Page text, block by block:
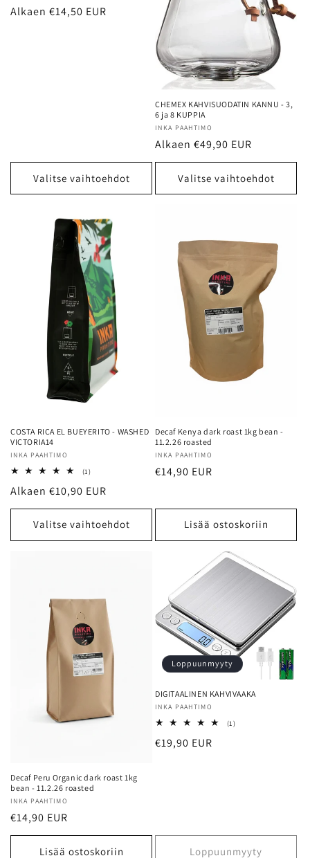
Normaalihinta
Alkaen €14,50 EUR
Valitse vaihtoehdot
CHEMEX KAHVISUODATIN KANNU - 3,
6 ja 8 KUPPIA
Myyjä:
INKA PAAHTIMO
Normaalihinta
Alkaen €49,90 EUR
Valitse vaihtoehdot
COSTA RICA EL BUEYERITO - WASHED
VICTORIA14
Myyjä:
INKA PAAHTIMO
(1)1
yhteensä
Normaalihinta
Alkaen €10,90 EUR
Valitse vaihtoehdot
Decaf Kenya dark roast 1kg bean -
11.2.26 roasted
Myyjä:
INKA PAAHTIMO
Normaalihinta
€14,90 EUR
Lisää ostoskoriin
Decaf Peru Organic dark roast 1kg
bean - 11.2.26 roasted
Myyjä:
INKA PAAHTIMO
Normaalihinta
€14,90 EUR
Lisää ostoskoriin
Loppuunmyyty
DIGITAALINEN KAHVIVAAKA
Myyjä:
INKA PAAHTIMO
(1)1
Normaalihinta
€19,90 EUR
Loppuunmyyty